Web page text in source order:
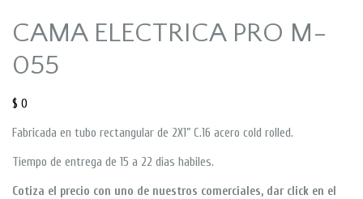
CAMA ELECTRICA PRO M-
055
$ 0
Fabricada en tubo rectangular de 2X1” C.16 acero cold rolled.
Tiempo de entrega de 15 a 22 dias habiles.
Cotiza el precio con uno de nuestros comerciales, dar click en el